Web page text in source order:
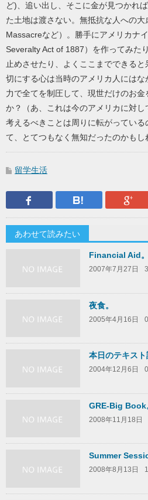
ど)、追い出し、そこに金が見つかれ
た土地は渡さない。無抵抗な人への
Massacreなど）。勝手にアメリカナ
Severalty Act of 1887）を作ってみた
止めさせたり、よくここまでできる
切にする心は当時のアメリカ人には
力で全てを制圧して、現世だけのお
か？（あ、これは今のアメリカに対し
考えるべきことは周りに転がってい
て、とてつもなく無知だったのかもし
留学生活
Facebook はて
あわせて読みたい
Financial Aid。
2007年7月27日
夜食。
2005年4月16日
本日のテキスト
2004年12月6日
GRE-Big Book
2008年11月18日
Summer
2008年8月13日